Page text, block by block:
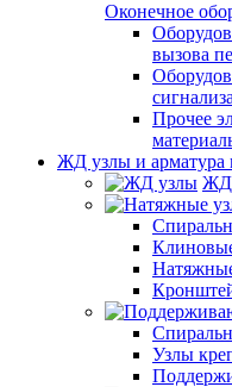
Оконечное
вызова
Прочее
ЖД узлы и арматура
ЖД
Узлы